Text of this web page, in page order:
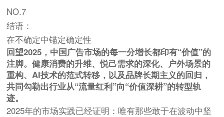
NO.7
结语：
在不确定中锚定确定性
回望2025，中国广告市场的每一分增长都印有“价值”的
注脚。健康消费的升维、悦己需求的深化、户外场景的
重构、AI技术的范式转移，以及品牌长期主义的回归，
共同勾勒出行业从“流量红利”向“价值深耕”的转型轨
迹。
2025年的市场实践已经证明：唯有那些敢于在波动中坚